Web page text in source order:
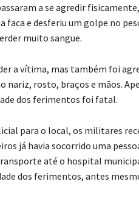
a se agredir fisicamente,
e desferiu um golpe no
muito sangue.
a vítima, mas também foi
rosto, braços e mãos.
dos ferimentos foi fatal.
para o local, os militares
já havia socorrido uma
até o hospital
dos ferimentos, antes